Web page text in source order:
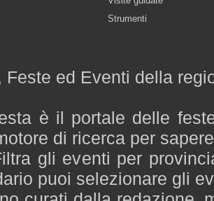
Strumenti
Feste ed Eventi della
è il portale delle
di ricerca per
gli eventi per
puoi selezionare gli